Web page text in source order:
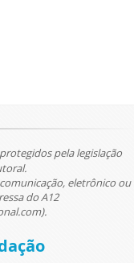
pela legislação
eletrônico ou
do A12